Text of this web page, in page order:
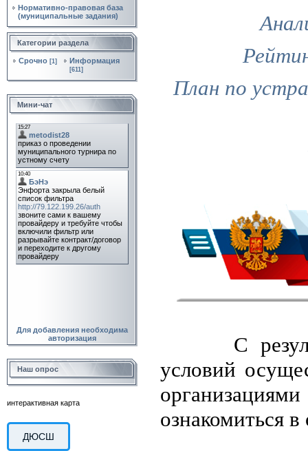
Нормативно‑правовая база
(муниципальные задания)
Категории раздела
Срочно [1] Информация
[611]
Мини-чат
Для добавления необходима
авторизация
Наш опрос
интерактивная карта
ДЮСШ
План по
С
условий
ознакомиться